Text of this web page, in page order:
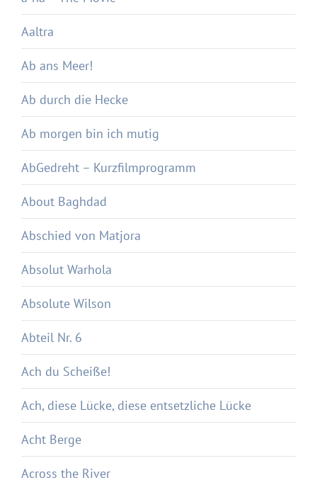
Aaltra
Ab ans Meer!
Ab durch die Hecke
Ab morgen bin ich mutig
AbGedreht – Kurzfilmprogramm
About Baghdad
Abschied von Matjora
Absolut Warhola
Absolute Wilson
Abteil Nr. 6
Ach du Scheiße!
Ach, diese Lücke, diese entsetzliche Lücke
Acht Berge
Across the River